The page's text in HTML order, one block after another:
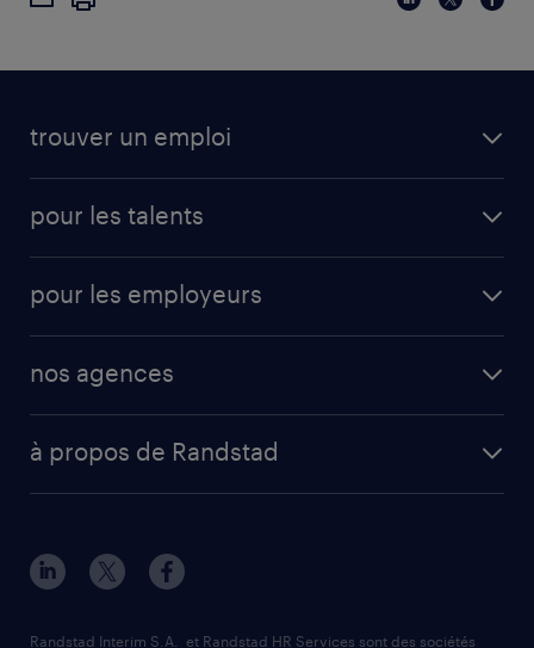
trouver un emploi
pour les talents
pour les employeurs
nos agences
à propos de Randstad
Randstad Interim S.A. et Randstad HR Services sont des sociétés